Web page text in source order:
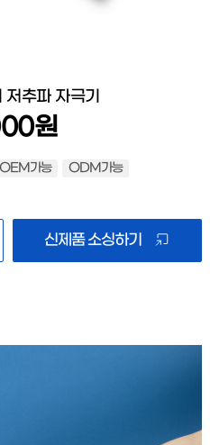
저추파 자극기
원
OEM가능
ODM가능
신제품 소싱하기